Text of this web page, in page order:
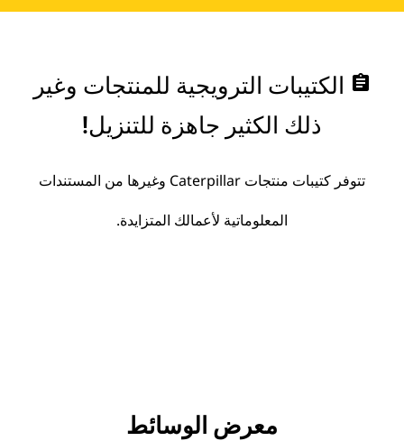
assignment الكتيبات الترويجية للمنتجات وغير
ذلك الكثير جاهزة للتنزيل!
تتوفر كتيبات منتجات Caterpillar وغيرها من المستندات
المعلوماتية لأعمالك المتزايدة.
معرض الوسائط